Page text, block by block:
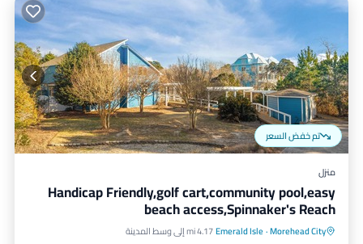
تم خفض السعر
منزل
Handicap Friendly,golf cart,community pool,easy
beach access,Spinnaker's Reach
Morehead City
·
Emerald Isle4.17 mi إلى وسط المدينة
مسبح خاص مواجه للمحيط
موقف سيارات